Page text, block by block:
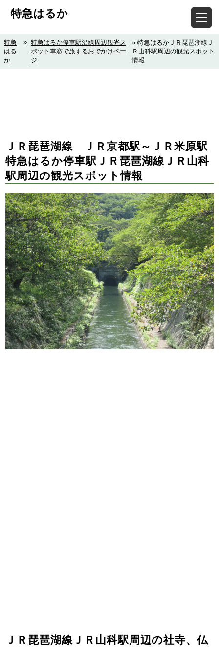
特急はるか
特急
はる
か
» 特急はるか停車駅沿線周辺観光ス
ポット車窓で旅するおでかけペー
ジ
» 特急はるかＪＲ琵琶湖線Ｊ
Ｒ山科駅周辺の観光スポット
情報
ＪＲ琵琶湖線 ＪＲ京都駅～ＪＲ米原駅
特急はるか停車駅ＪＲ琵琶湖線ＪＲ山科
駅周辺の観光スポット情報
ＪＲ琵琶湖線ＪＲ山科駅周辺の社寺、仏